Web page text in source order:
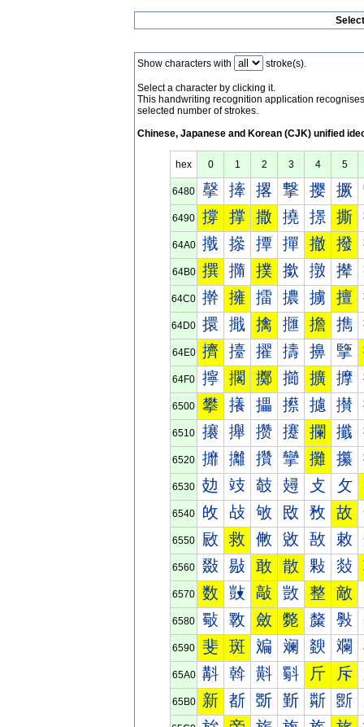
Show characters with stroke(s).
Select a character by clicking it.
This handwriting recognition application
selected number of strokes.
Chinese, Japanese and Korean (CJK) unified
hex 0 1 2 3 4 5
6480 撀 撁 撂 撃 撄 撅
6490 撐 撑 撒 撓 撔 撕
64A0 撠 撡 撢 撣 撤 撥
64B0 撰 撱 撲 撳 撴 撵
64C0 擀 擁 擂 擃 擄 擅
64D0 擐 擑 擒 擓 擔 擕
64E0 擠 擡 擢 擣 擤 擥
64F0 擰 擱 擲 擳 擴 擵
6500 攀 攁 攂 攃 攄 攅
6510 攐 攑 攒 攓 攔 攕
6520 攠 攡 攢 攣 攤 攥
6530 攰 攱 攲 攳 攴 攵
6540 敀 敁 敂 敃 敄 故
6550 敐 救 敒 敓 敔 敕
6560 敠 敡 敢 散 敤 敥
6570 数 敱 敲 敳 整 敵
6580 斀 斁 斂 斃 斄 斅
6590 斐 斑 斒 斓 斔 斕
65A0 斠 斡 斢 斣 斤 斥
65B0 新 斱 斲 斳 斴 斵